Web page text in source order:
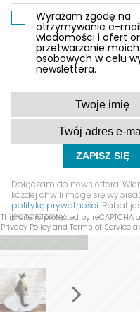
Wyrażam zgodę na
otrzymywanie e-
wiadomości i ofert
przetwarzanie
osobowych w celu
newslettera.
ZAPISZ SIĘ
Dołączam do newslettera.
każdej chwili mogę się
politykę prywatności.Rabat
jednorazowy.
This site is protected by reCAPTCHA
Privacy Policyand Terms of Service